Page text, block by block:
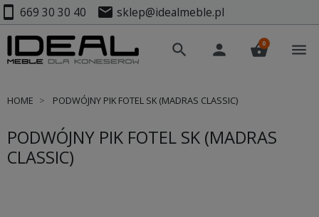
smartphone 669 30 30 40 mail sklep@idealmeble.pl
search person shopping_basket
0 menu
HOME PODWÓJNY PIK FOTEL SK (MADRAS CLASSIC)
PODWÓJNY PIK FOTEL SK (MADRAS
CLASSIC)